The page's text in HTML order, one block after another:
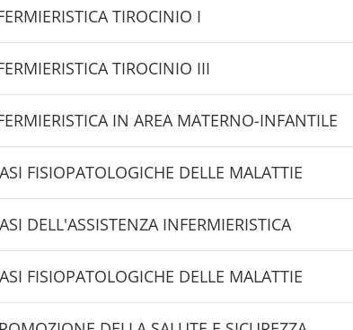
TIROCINIO I
TIROCINIO III
IN AREA MATERNO-INFANTILE
FISIOPATOLOGICHE DELLE MALATTIE
DELL'ASSISTENZA INFERMIERISTICA
FISIOPATOLOGICHE DELLE MALATTIE